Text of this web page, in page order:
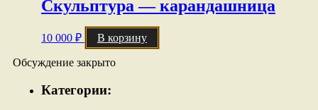
Скульптура — карандашница
10 000 ₽ В корзину
Обсуждение закрыто
Категории: